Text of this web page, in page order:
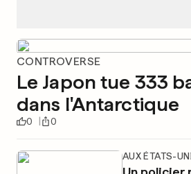
CONTROVERSE
Le Japon tue 333
dans l'Antarctique
0 0
AUX ÉTATS-